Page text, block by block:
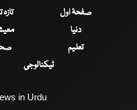
صفحۂ اول
دنیا
تعلیم
ٹیکنالوجی
in Urdu